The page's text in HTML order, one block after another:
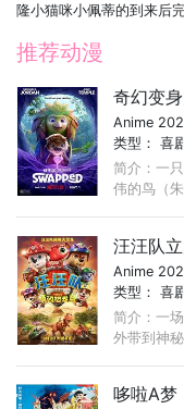
隆小猫咪小佩蒂的到来后完
推荐动漫
奇幻变
Anime
类型：喜剧
简介：一
伟的鸟（
汪汪队
Anime
类型：喜
简介：一
外带到神
哆啦A梦